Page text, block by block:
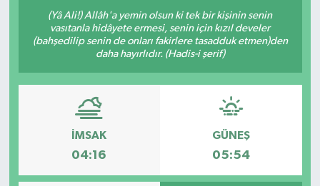
(Yâ Ali!) Allâh'a yemin olsun ki tek bir kişinin senin
vasıtanla hidâyete ermesi, senin için kızıl develer
(bahşedilip senin de onları fakirlere tasadduk etmen)den
daha hayırlıdır. (Hadis-i şerif)
İMSAK
04:16
GÜNEŞ
05:54